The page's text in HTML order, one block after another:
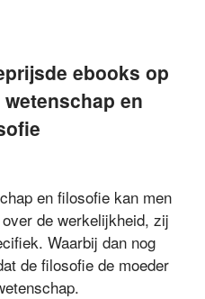
ebooks op
en
en filosofie kan men
de werkelijkheid, zij
Waarbij dan nog
de filosofie de moeder